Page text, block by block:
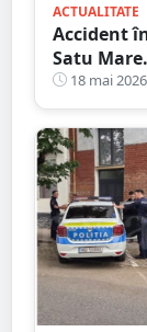
ACTUALITATE
Accident
Satu
18 mai 2026